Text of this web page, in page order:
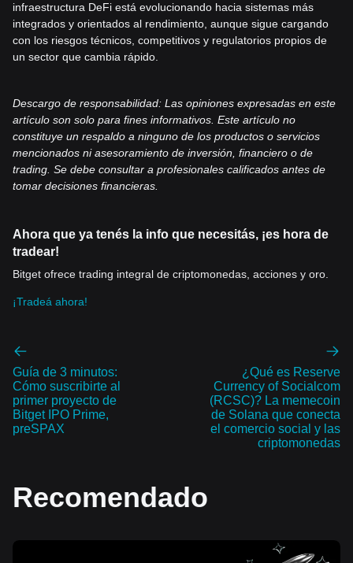
infraestructura DeFi está evolucionando hacia sistemas más
integrados y orientados al rendimiento, aunque sigue cargando
con los riesgos técnicos, competitivos y regulatorios propios de
un sector que cambia rápido.
Descargo de responsabilidad: Las opiniones expresadas en este
artículo son solo para fines informativos. Este artículo no
constituye un respaldo a ninguno de los productos o servicios
mencionados ni asesoramiento de inversión, financiero o de
trading. Se debe consultar a profesionales calificados antes de
tomar decisiones financieras.
Ahora que ya tenés la info que necesitás, ¡es hora de
tradear!
Bitget ofrece trading integral de criptomonedas, acciones y oro.
¡Tradeá ahora!
Guía de 3 minutos:
Cómo suscribirte al
primer proyecto de
Bitget IPO Prime,
preSPAX
¿Qué es Reserve
Currency of Socialcom
(RCSC)? La memecoin
de Solana que conecta
el comercio social y las
criptomonedas
Recomendado